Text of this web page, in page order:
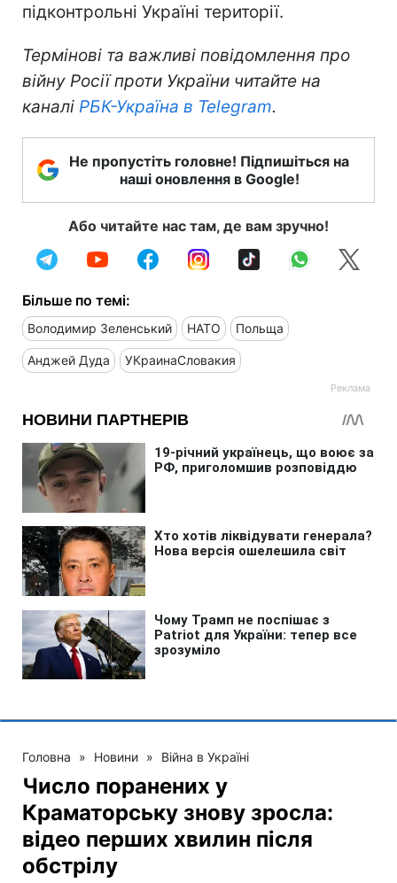
підконтрольні Україні території.
Термінові та важливі повідомлення про
війну Росії проти України читайте на
каналі РБК-Україна в Telegram.
Не пропустіть головне! Підпишіться на
наші оновлення в Google!
Або читайте нас там, де вам зручно!
Більше по темі:
Володимир Зеленський НАТО Польща
Анджей Дуда УКраинаСловакия
Головна » Новини » Війна в Україні
Число поранених у
Краматорську знову зросла:
відео перших хвилин після
обстрілу